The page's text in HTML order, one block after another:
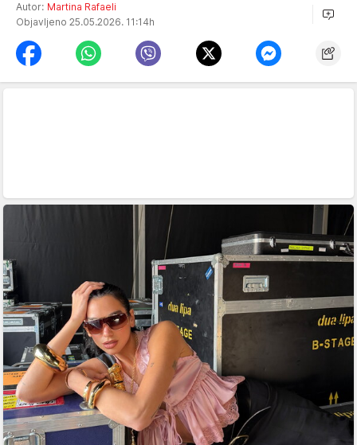
Autor: Martina Rafaeli
Objavljeno 25.05.2026. 11:14h